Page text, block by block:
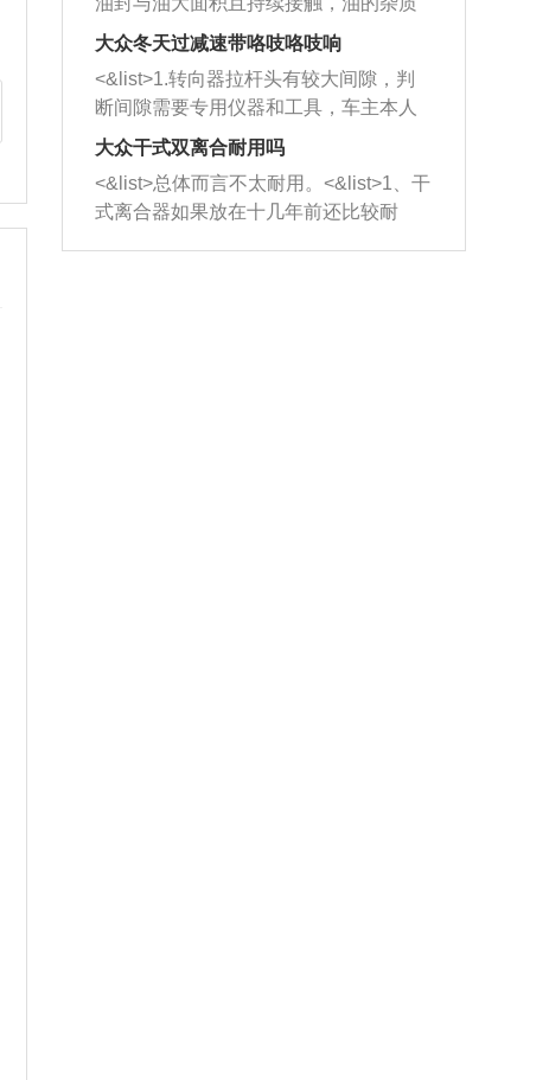
洗剂对堵塞的情况得到解决，将清洗剂
放在燃油箱中，与燃油混合后，车辆启
动时，就可以和汽油一起进入到燃烧
室，最后形成废气排出，就可以让三元
催化器得到清洗，排气管堵塞的情况就
能够得到解决。
圈数。 <&list>3、最后强调要反复练
习，这样就可以形成肌肉记忆，在真实
驾驶车辆时，不需要记忆也能打好方
向。
和发动机内持续温度变化使其密封效果
逐渐减弱，导致渗油或漏油。<&list>2、
活塞间隙过大：积碳会使活塞环与缸体
的间隙扩大，导致机油流入燃烧室中，
造成烧机油。<&list>3、机油粘度。使用
机油粘度过小的话，同样会有烧机油现
象，机油粘度过小具有很好的流动性，
大众冬天过减速带咯吱咯吱响
<&list>1.转向器拉杆头有较大间隙，判
断间隙需要专用仪器和工具，车主本人
无法制作，需要将车辆送到修理厂或4s
店；<&list>2.车辆半轴套管防尘罩破
裂，破裂后会出现漏油现象，使半轴磨
损严重，磨损的半轴容易损坏，产生异
响；<&list>3.稳定器的转向胶套和球头
大众干式双离合耐用吗
<&list>总体而言不太耐用。<&list>1、干
式离合器如果放在十几年前还比较耐